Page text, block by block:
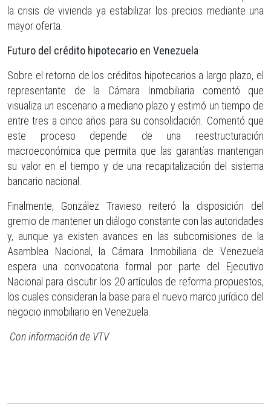
la crisis de vivienda ya estabilizar los precios mediante una
mayor oferta.
Futuro del crédito hipotecario en Venezuela
Sobre el retorno de los créditos hipotecarios a largo plazo, el
representante de la Cámara Inmobiliaria comentó que
visualiza un escenario a mediano plazo y estimó un tiempo de
entre tres a cinco años para su consolidación. Comentó que
este proceso depende de una reestructuración
macroeconómica que permita que las garantías mantengan
su valor en el tiempo y de una recapitalización del sistema
bancario nacional.
Finalmente, González Travieso reiteró la disposición del
gremio de mantener un diálogo constante con las autoridades
y, aunque ya existen avances en las subcomisiones de la
Asamblea Nacional, la Cámara Inmobiliaria de Venezuela
espera una convocatoria formal por parte del Ejecutivo
Nacional para discutir los 20 artículos de reforma propuestos,
los cuales consideran la base para el nuevo marco jurídico del
negocio inmobiliario en Venezuela.
Con información de VTV